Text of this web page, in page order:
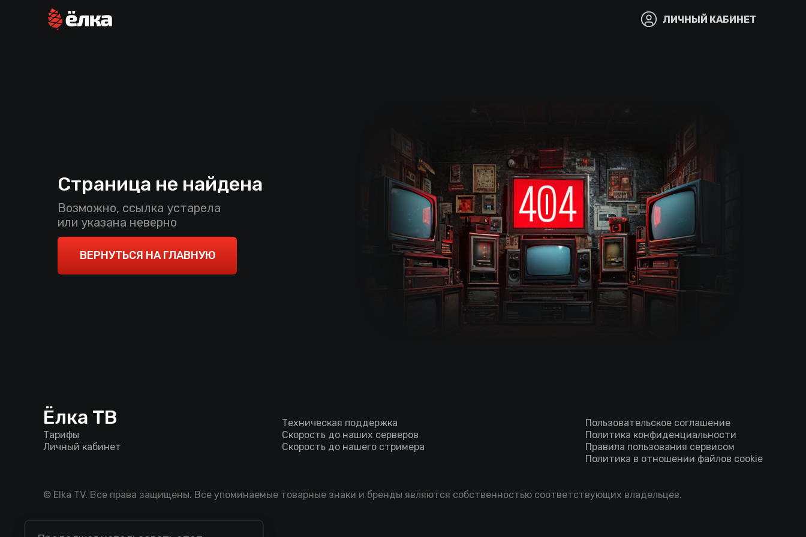
ЛИЧНЫЙ КАБИНЕТ
Страница не найдена
Возможно, ссылка устарела
или указана неверно
ВЕРНУТЬСЯ НА ГЛАВНУЮ
Ёлка ТВ
Тарифы
Личный кабинет
Техническая поддержка
Скорость до наших серверов
Скорость до нашего стримера
Пользовательское соглашение
Политика конфиденциальности
Правила пользования сервисом
Политика в отношении файлов cookie
© Elka TV. Все права защищены. Все упоминаемые товарные знаки и бренды являются собственностью соответствующих владельцев.